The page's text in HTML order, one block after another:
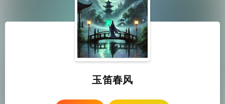
玉笛春风